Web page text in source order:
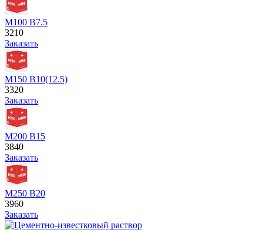
М100 В7.5
3210
Заказать
М150 В10(12.5)
3320
Заказать
М200 В15
3840
Заказать
М250 В20
3960
Заказать